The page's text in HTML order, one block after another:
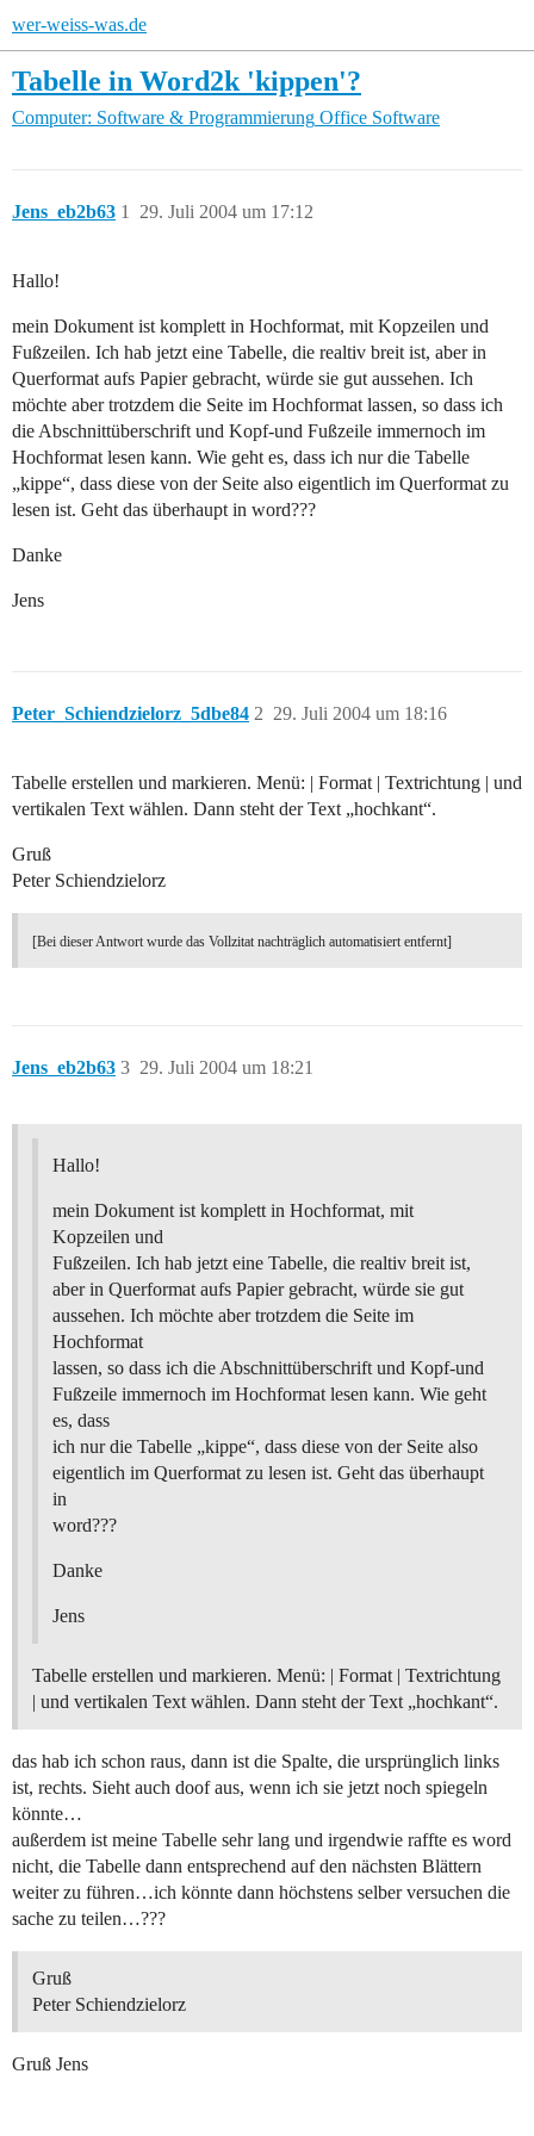
wer-weiss-was.de
Tabelle in Word2k 'kippen'?
Computer: Software & Programmierung Office Software
Jens_eb2b63 29. Juli 2004 um 17:12
1
Hallo!
mein Dokument ist komplett in Hochformat, mit Kopzeilen und
Fußzeilen. Ich hab jetzt eine Tabelle, die realtiv breit ist, aber in
Querformat aufs Papier gebracht, würde sie gut aussehen. Ich
möchte aber trotzdem die Seite im Hochformat lassen, so dass ich
die Abschnittüberschrift und Kopf-und Fußzeile immernoch im
Hochformat lesen kann. Wie geht es, dass ich nur die Tabelle
„kippe“, dass diese von der Seite also eigentlich im Querformat zu
lesen ist. Geht das überhaupt in word???
Danke
Jens
Peter_Schiendzielorz_5dbe84 29. Juli 2004 um 18:16
2
Tabelle erstellen und markieren. Menü: | Format | Textrichtung | und
vertikalen Text wählen. Dann steht der Text „hochkant“.
Gruß
Peter Schiendzielorz
[Bei dieser Antwort wurde das Vollzitat nachträglich automatisiert entfernt]
Jens_eb2b63 29. Juli 2004 um 18:21
3
Hallo!
mein Dokument ist komplett in Hochformat, mit
Kopzeilen und
Fußzeilen. Ich hab jetzt eine Tabelle, die realtiv breit ist,
aber in Querformat aufs Papier gebracht, würde sie gut
aussehen. Ich möchte aber trotzdem die Seite im
Hochformat
lassen, so dass ich die Abschnittüberschrift und Kopf-und
Fußzeile immernoch im Hochformat lesen kann. Wie geht
es, dass
ich nur die Tabelle „kippe“, dass diese von der Seite also
eigentlich im Querformat zu lesen ist. Geht das überhaupt
in
word???
Danke
Jens
Tabelle erstellen und markieren. Menü: | Format | Textrichtung
| und vertikalen Text wählen. Dann steht der Text „hochkant“.
das hab ich schon raus, dann ist die Spalte, die ursprünglich links
ist, rechts. Sieht auch doof aus, wenn ich sie jetzt noch spiegeln
könnte…
außerdem ist meine Tabelle sehr lang und irgendwie raffte es word
nicht, die Tabelle dann entsprechend auf den nächsten Blättern
weiter zu führen…ich könnte dann höchstens selber versuchen die
sache zu teilen…???
Gruß
Peter Schiendzielorz
Gruß Jens